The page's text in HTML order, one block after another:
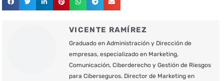
VICENTE RAMÍREZ
Graduado en Administración y Dirección de
empresas, especializado en Marketing,
Comunicación, Ciberderecho y Gestión de Riesgos
para Ciberseguros. Director de Marketing en